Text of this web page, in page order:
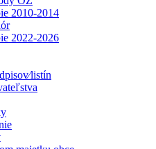
2010-2014
2022-2026